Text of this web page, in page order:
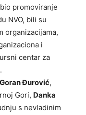
promoviranje
NVO, bili su
organizacijama,
i
centar za
Goran Đurović,
Gori, Danka
s nevladinim